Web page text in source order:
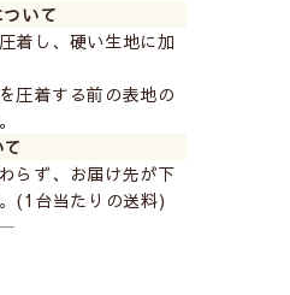
いて
着し、硬い生地に加
圧着する前の表地の
らず、お届け先が下
(1台当たりの送料)